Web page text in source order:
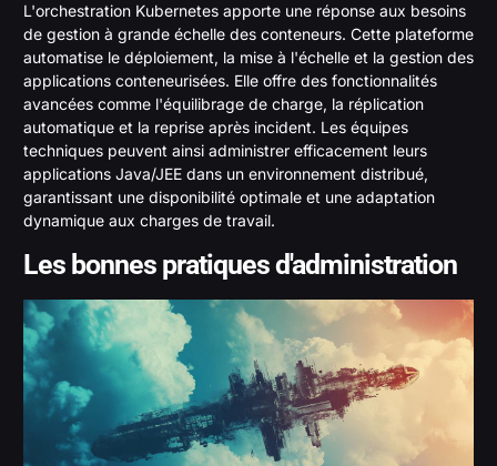
L'orchestration Kubernetes apporte une réponse aux besoins
de gestion à grande échelle des conteneurs. Cette plateforme
automatise le déploiement, la mise à l'échelle et la gestion des
applications conteneurisées. Elle offre des fonctionnalités
avancées comme l'équilibrage de charge, la réplication
automatique et la reprise après incident. Les équipes
techniques peuvent ainsi administrer efficacement leurs
applications Java/JEE dans un environnement distribué,
garantissant une disponibilité optimale et une adaptation
dynamique aux charges de travail.
Les bonnes pratiques d'administration